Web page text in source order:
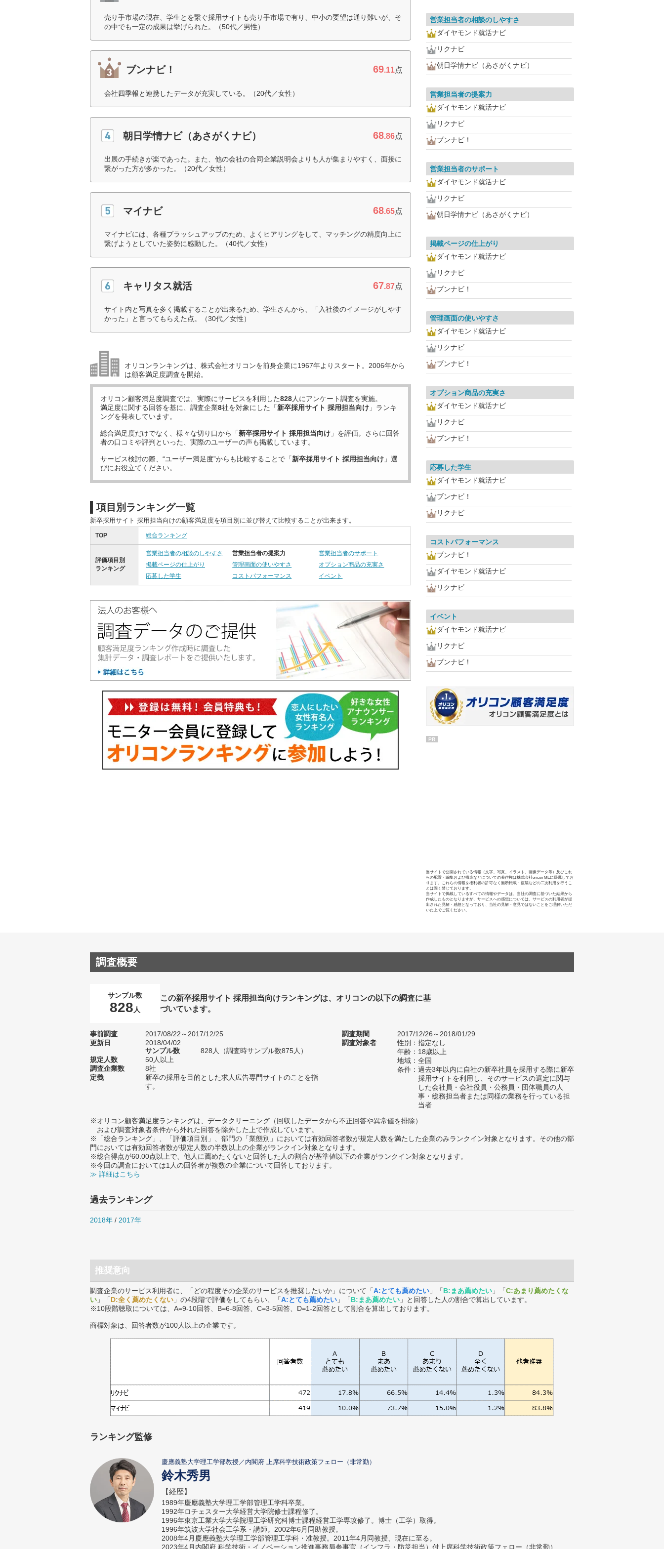
売り手市場の現在、学生とを繋ぐ採用サイトも売り手市場で有り、中小の要望は通り難いが、そ
の中でも一定の成果は挙げられた。（50代／男性）
ブンナビ！ 69.11点
会社四季報と連携したデータが充実している。（20代／女性）
朝日学情ナビ（あさがくナビ） 68.86点
出展の手続きが楽であった。また、他の会社の合同企業説明会よりも人が集まりやすく、面接に
繋がった方が多かった。（20代／女性）
マイナビ 68.65点
マイナビには、各種ブラッシュアップのため、よくヒアリングをして、マッチングの精度向上に
繋げようとしていた姿勢に感動した。（40代／女性）
キャリタス就活 67.87点
サイト内と写真を多く掲載することが出来るため、学生さんから、「入社後のイメージがしやす
かった」と言ってもらえた点。（30代／女性）
オリコンランキングは、株式会社オリコンを前身企業に1967年よりスタート。2006年から
は顧客満足度調査を開始。
オリコン顧客満足度調査では、実際にサービスを利用した828人にアンケート調査を実施。
満足度に関する回答を基に、調査企業8社を対象にした「新卒採用サイト 採用担当向け 」ランキ
ングを発表しています。
総合満足度だけでなく、様々な切り口から「新卒採用サイト 採用担当向け 」を評価。さらに回答
者の口コミや評判といった、実際のユーザーの声も掲載しています。
サービス検討の際、“ユーザー満足度”からも比較することで「新卒採用サイト 採用担当向け 」選
びにお役立てください。
項目別ランキング一覧
新卒採用サイト 採用担当向けの顧客満足度を項目別に並び替えて比較することが出来ます。
TOP 総合ランキング
評価項目別
ランキング
営業担当者の相談のしやすさ 営業担当者の提案力
営業担当者のサポート
掲載ページの仕上がり
管理画面の使いやすさ
オプション商品の充実さ
応募した学生
コストパフォーマンス イベント
営業担当者の相談のしやすさ
ダイヤモンド就活ナビ
リクナビ
朝日学情ナビ（あさがくナビ）
営業担当者の提案力
ダイヤモンド就活ナビ
リクナビ
ブンナビ！
営業担当者のサポート
ダイヤモンド就活ナビ
リクナビ
朝日学情ナビ（あさがくナビ）
掲載ページの仕上がり
ダイヤモンド就活ナビ
リクナビ
ブンナビ！
管理画面の使いやすさ
ダイヤモンド就活ナビ
リクナビ
ブンナビ！
オプション商品の充実さ
ダイヤモンド就活ナビ
リクナビ
ブンナビ！
応募した学生
ダイヤモンド就活ナビ
ブンナビ！
リクナビ
コストパフォーマンス
ブンナビ！
ダイヤモンド就活ナビ
リクナビ
イベント
ダイヤモンド就活ナビ
リクナビ
ブンナビ！
PR
当サイトで公開されている情報（文字、写真、イラスト、画像データ等）及びこれ
らの配置・編集および構造などについての著作権は株式会社oricon MEに帰属してお
ります。これらの情報を権利者の許可なく無断転載・複製などの二次利用を行うこ
とは固く禁じております。
当サイトで掲載しているすべての情報やデータは、当社の調査に基づいた結果から
作成したものとなりますが、サービスへの感想については、サービスの利用者が提
出された見解・感想となっており、当社の見解・意見ではないことをご理解いただ
いた上でご覧ください。
調査概要
サンプル数
828 人
この新卒採用サイト 採用担当向けランキングは、オリコンの以下の調査に基
づいています。
事前調査
2017/08/22～2017/12/25
更新日
2018/04/02
サンプル数
828人（調査時サンプル数875人）
規定人数
50人以上
調査企業数
8社
定義
新卒の採用を目的とした求人広告専門サイトのことを指
す。
調査期間
2017/12/26～2018/01/29
調査対象者
性別：指定なし
年齢：18歳以上
地域：全国
条件：過去3年以内に自社の新卒社員を採用する際に新卒
採用サイトを利用し、そのサービスの選定に関与
した会社員・会社役員・公務員・団体職員の人
事・総務担当者または同様の業務を行っている担
当者
※オリコン顧客満足度ランキングは、データクリーニング（回収したデータから不正回答や異常値を排除）
および調査対象者条件から外れた回答を除外した上で作成しています。
※「総合ランキング」、「評価項目別」、部門の「業態別」においては有効回答者数が規定人数を満たした企業のみランクイン対象となります。その他の部
門においては有効回答者数が規定人数の半数以上の企業がランクイン対象となります。
※総合得点が60.00点以上で、他人に薦めたくないと回答した人の割合が基準値以下の企業がランクイン対象となります。
※今回の調査においては1人の回答者が複数の企業について回答しております。
≫ 詳細はこちら
過去ランキング
2018年 / 2017年
推奨意向
調査企業のサービス利用者に、「どの程度その企業のサービスを推奨したいか」について「A:とても薦めたい 」「B:まあ薦めたい 」「C:あまり薦めたくな
い 」「D:全く薦めたくない 」の4段階で評価をしてもらい、「A:とても薦めたい 」「B:まあ薦めたい 」と回答した人の割合で算出しています。
※10段階聴取については、A=9-10回答、B=6-8回答、C=3-5回答、D=1-2回答として割合を算出しております。
商標対象は、回答者数が100人以上の企業です。
ランキング監修
慶應義塾大学理工学部教授／内閣府 上席科学技術政策フェロー（非常勤）
鈴木秀男
【経歴】
1989年慶應義塾大学理工学部管理工学科卒業。
1992年ロチェスター大学経営大学院修士課程修了。
1996年東京工業大学大学院理工学研究科博士課程経営工学専攻修了。博士（工学）取得。
1996年筑波大学社会工学系・講師。2002年6月同助教授。
2008年4月慶應義塾大学理工学部管理工学科・准教授。2011年4月同教授、現在に至る。
2023年4月内閣府 科学技術・イノベーション推進事務局参事官（インフラ・防災担当）付上席科学技術政策フェロー（非常勤）